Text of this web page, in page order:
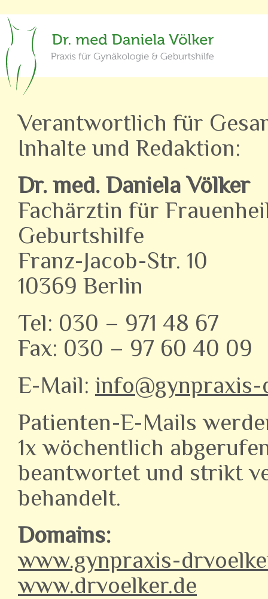
Verantwortlich für
Inhalte und Redaktion:
Dr. med. Daniela Völker
Fachärztin für
Geburtshilfe
Franz-Jacob-Str. 10
10369 Berlin
Tel: 030 – 971 48 67
Fax: 030 – 97 60 40 09
E-Mail: info@gynpraxis-
Patienten-E-Mails
1x wöchentlich
beantwortet und strikt
behandelt.
Domains:
www.gynpraxis-
www.drvoelker.de